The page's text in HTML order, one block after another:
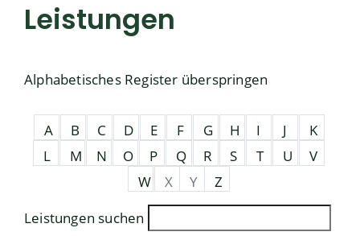
Leistungen
Alphabetisches Register überspringen
A B C D E F G H I J
K
L
M N O P Q R S T U
V
W
X Y
Z
Leistungen suchen